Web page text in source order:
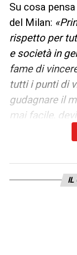
Su cosa
del Milan:
rispetto per
e società in
fame di
tutti i punti di
gudagnare il
mai facile,
che è
giocatori
IL